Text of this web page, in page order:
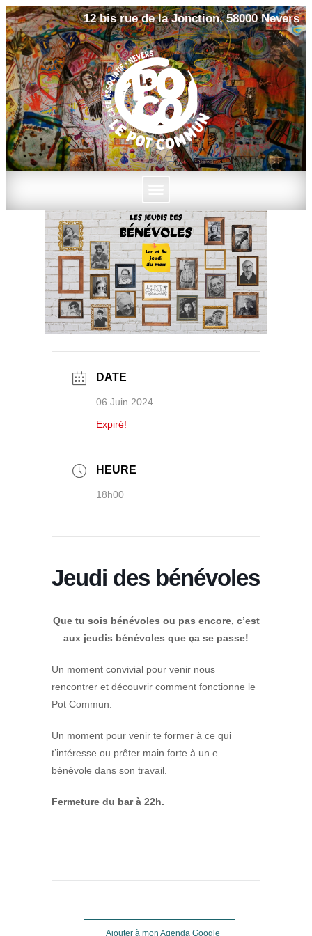
12 bis rue de la Jonction, 58000 Nevers
DATE
06 Juin 2024
Expiré!
HEURE
18h00
Jeudi des bénévoles
Que tu sois bénévoles ou pas encore, c’est
aux jeudis bénévoles que ça se passe!
Un moment convivial pour venir nous
rencontrer et découvrir comment fonctionne le
Pot Commun.
Un moment pour venir te former à ce qui
t’intéresse ou prêter main forte à un.e
bénévole dans son travail.
Fermeture du bar à 22h.
+ Ajouter à mon Agenda Google